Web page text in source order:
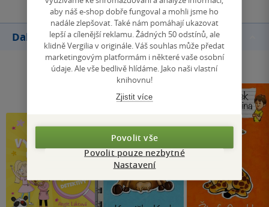
Další knihy autora
aby náš e-shop dobře fungoval a mohli jsme ho
nadále zlepšovat. Také nám pomáhají ukazovat
lepší a cílenější reklamu. Žádných 50 odstínů, ale
klidně Vergilia v originále. Váš souhlas může předat
marketingovým platformám i některé vaše osobní
údaje. Ale vše bedlivě hlídáme. Jako naši vlastní
knihovnu!
Zjistit více
Povolit vše
Povolit pouze nezbytné
Nastavení